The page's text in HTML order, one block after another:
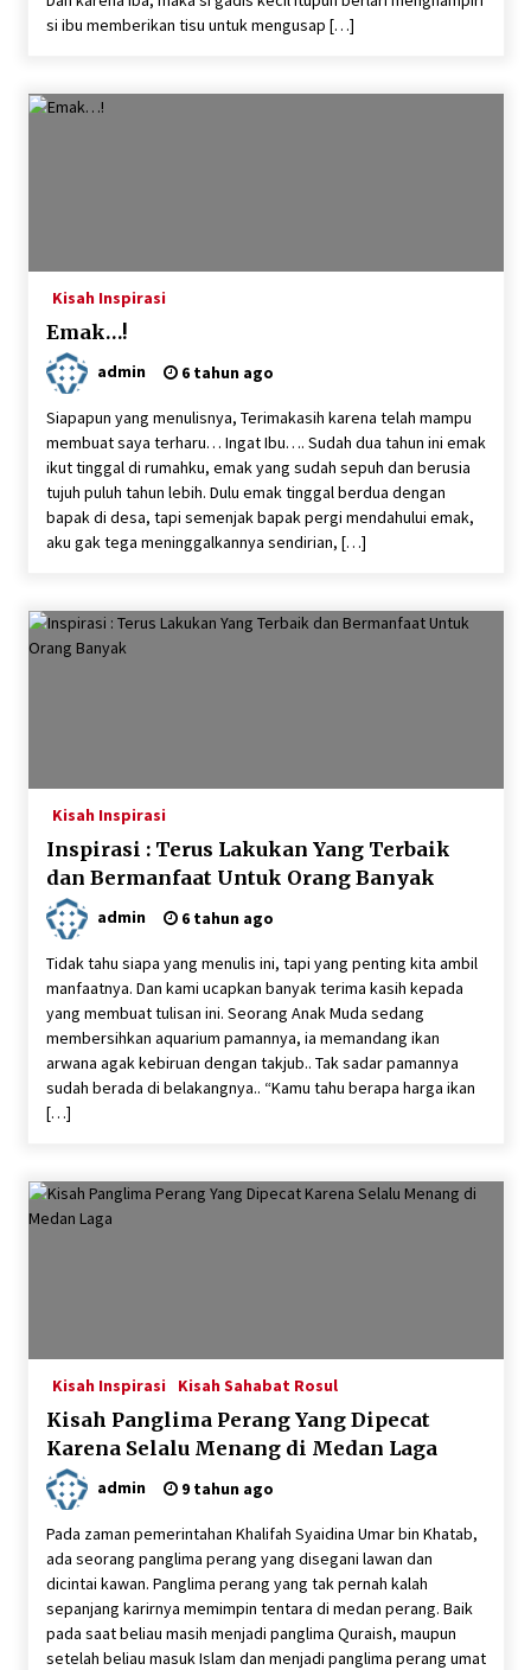
si ibu memberikan tisu untuk mengusap […]
Kisah Inspirasi
Emak…!
admin 6 tahun ago
Siapapun yang menulisnya, Terimakasih karena telah mampu
membuat saya terharu… Ingat Ibu…. Sudah dua tahun ini emak
ikut tinggal di rumahku, emak yang sudah sepuh dan berusia
tujuh puluh tahun lebih. Dulu emak tinggal berdua dengan
bapak di desa, tapi semenjak bapak pergi mendahului emak,
aku gak tega meninggalkannya sendirian, […]
Kisah Inspirasi
Inspirasi : Terus Lakukan Yang Terbaik
dan Bermanfaat Untuk Orang Banyak
admin 6 tahun ago
Tidak tahu siapa yang menulis ini, tapi yang penting kita ambil
manfaatnya. Dan kami ucapkan banyak terima kasih kepada
yang membuat tulisan ini. Seorang Anak Muda sedang
membersihkan aquarium pamannya, ia memandang ikan
arwana agak kebiruan dengan takjub.. Tak sadar pamannya
sudah berada di belakangnya.. “Kamu tahu berapa harga ikan
[…]
Kisah Inspirasi Kisah Sahabat Rosul
Kisah Panglima Perang Yang Dipecat
Karena Selalu Menang di Medan Laga
admin 9 tahun ago
Pada zaman pemerintahan Khalifah Syaidina Umar bin Khatab,
ada seorang panglima perang yang disegani lawan dan
dicintai kawan. Panglima perang yang tak pernah kalah
sepanjang karirnya memimpin tentara di medan perang. Baik
pada saat beliau masih menjadi panglima Quraish, maupun
setelah beliau masuk Islam dan menjadi panglima perang umat